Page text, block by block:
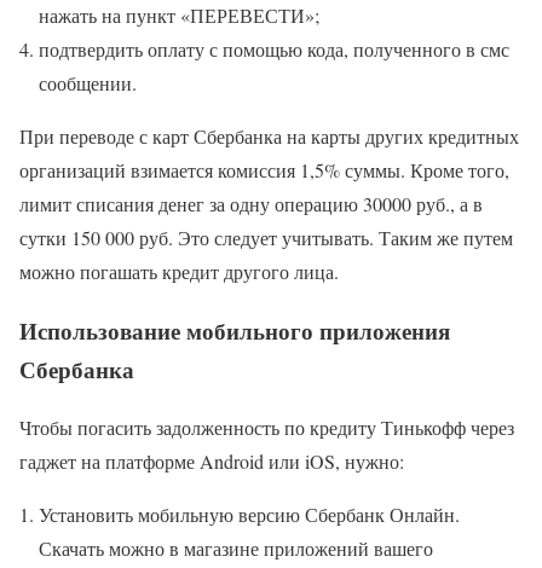
нажать на пункт «ПЕРЕВЕСТИ»;
подтвердить оплату с помощью кода, полученного в смс
сообщении.
При переводе с карт Сбербанка на карты других кредитных
организаций взимается комиссия 1,5% суммы. Кроме того,
лимит списания денег за одну операцию 30000 руб., а в
сутки 150 000 руб. Это следует учитывать. Таким же путем
можно погашать кредит другого лица.
Использование мобильного приложения
Сбербанка
Чтобы погасить задолженность по кредиту Тинькофф через
гаджет на платформе Android или iOS, нужно:
Установить мобильную версию Сбербанк Онлайн.
Скачать можно в магазине приложений вашего